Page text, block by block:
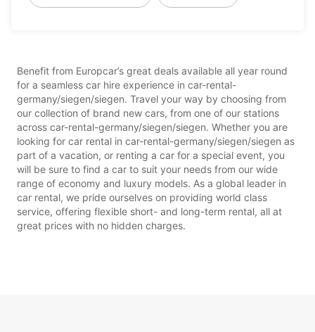
Benefit from Europcar’s great deals available all year round
for a seamless car hire experience in car-rental-
germany/siegen/siegen. Travel your way by choosing from
our collection of brand new cars, from one of our stations
across car-rental-germany/siegen/siegen. Whether you are
looking for car rental in car-rental-germany/siegen/siegen as
part of a vacation, or renting a car for a special event, you
will be sure to find a car to suit your needs from our wide
range of economy and luxury models. As a global leader in
car rental, we pride ourselves on providing world class
service, offering flexible short- and long-term rental, all at
great prices with no hidden charges.